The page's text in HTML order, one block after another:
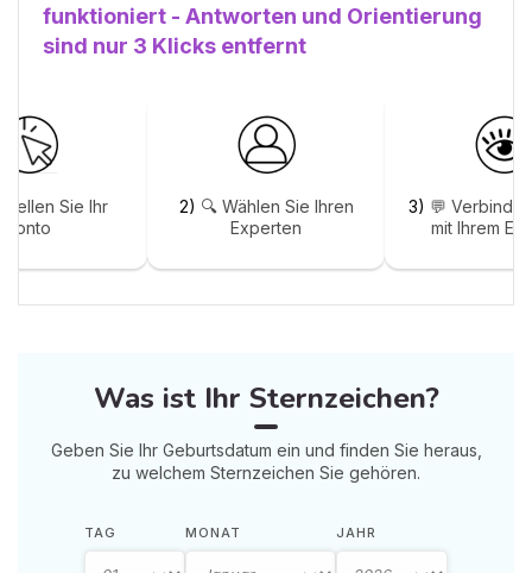
funktioniert - Antworten und Orientierung
sind nur 3 Klicks entfernt
Sie Ihr
Konto
2) 🔍 Wählen Sie Ihren
Experten
3) 💬
mit Ihrem
Was ist Ihr Sternzeichen?
Geben Sie Ihr Geburtsdatum ein und finden Sie heraus,
zu welchem Sternzeichen Sie gehören.
TAG MONAT JAHR